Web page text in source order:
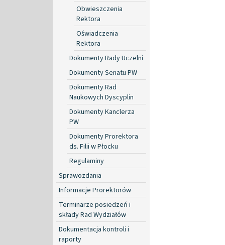
Obwieszczenia
Rektora
Oświadczenia
Rektora
Dokumenty Rady Uczelni
Dokumenty Senatu PW
Dokumenty Rad
Naukowych Dyscyplin
Dokumenty Kanclerza
PW
Dokumenty Prorektora
ds. Filii w Płocku
Regulaminy
Sprawozdania
Informacje Prorektorów
Terminarze posiedzeń i
składy Rad Wydziałów
Dokumentacja kontroli i
raporty